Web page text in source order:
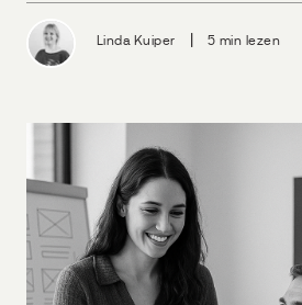
Linda Kuiper 5 min lezen